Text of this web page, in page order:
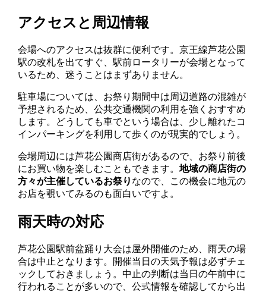
アクセスと周辺情報
会場へのアクセスは抜群に便利です。京王線芦花公園
駅の改札を出てすぐ、駅前ロータリーが会場となって
いるため、迷うことはまずありません。
駐車場については、お祭り期間中は周辺道路の混雑が
予想されるため、公共交通機関の利用を強くおすすめ
します。どうしても車でという場合は、少し離れたコ
インパーキングを利用して歩くのが現実的でしょう。
会場周辺には芦花公園商店街があるので、お祭り前後
にお買い物を楽しむこともできます。地域の商店街の
方々が主催しているお祭り なので、この機会に地元の
お店を覗いてみるのも面白いですよ。
雨天時の対応
芦花公園駅前盆踊り大会は屋外開催のため、雨天の場
合は中止となります。開催当日の天気予報は必ずチェ
ックしておきましょう。中止の判断は当日の午前中に
行われることが多いので、公式情報を確認してから出